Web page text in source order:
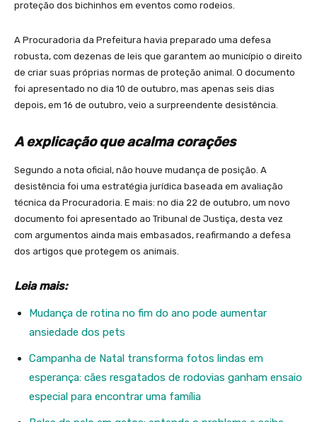
proteção dos bichinhos em eventos como rodeios.
A Procuradoria da Prefeitura havia preparado uma defesa
robusta, com dezenas de leis que garantem ao município o direito
de criar suas próprias normas de proteção animal. O documento
foi apresentado no dia 10 de outubro, mas apenas seis dias
depois, em 16 de outubro, veio a surpreendente desistência.
A explicação que acalma corações
Segundo a nota oficial, não houve mudança de posição. A
desistência foi uma estratégia jurídica baseada em avaliação
técnica da Procuradoria. E mais: no dia 22 de outubro, um novo
documento foi apresentado ao Tribunal de Justiça, desta vez
com argumentos ainda mais embasados, reafirmando a defesa
dos artigos que protegem os animais.
Leia mais:
Mudança de rotina no fim do ano pode aumentar
ansiedade dos pets
Campanha de Natal transforma fotos lindas em
esperança: cães resgatados de rodovias ganham ensaio
especial para encontrar uma família